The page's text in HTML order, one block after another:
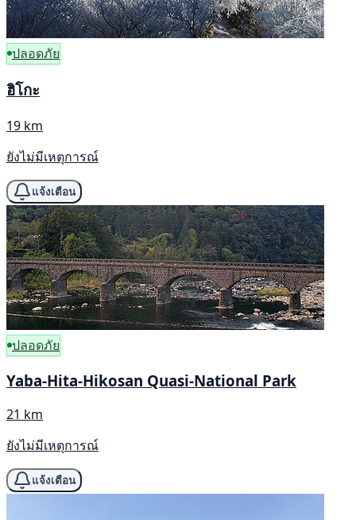
ปลอดภัย
ฮิโกะ
19 km
ยังไม่มีเหตุการณ์
แจ้งเตือน
ปลอดภัย
Yaba-Hita-Hikosan Quasi-National Park
21 km
ยังไม่มีเหตุการณ์
แจ้งเตือน